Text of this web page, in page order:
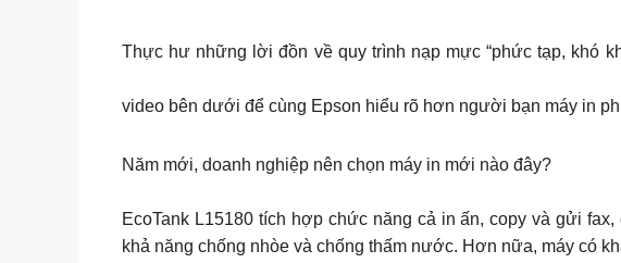
Thực hư những lời đồn về quy trình nạp mực “phức tạp, khó
video bên dưới để cùng Epson hiểu rõ hơn người bạn máy in
Năm mới, doanh nghiệp nên chọn máy in mới nào đây?
EcoTank L15180 tích hợp chức năng cả in ấn, copy và gửi
khả năng chống nhòe và chống thấm nước. Hơn nữa, máy có